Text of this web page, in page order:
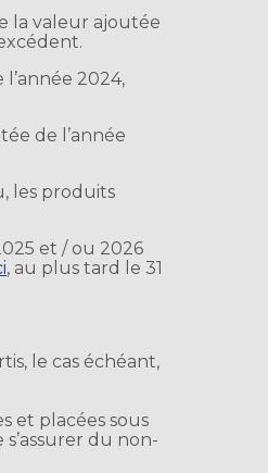
la valeur ajoutée
2024,
de l’année
les produits
et / ou 2026
, au plus tard le 31
le cas échéant,
et placées sous
du non-